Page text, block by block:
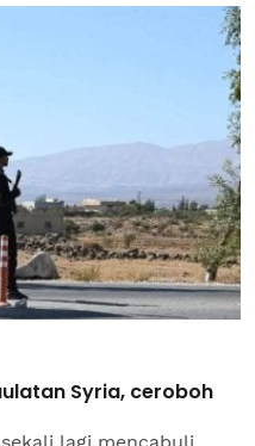
Syria, ceroboh